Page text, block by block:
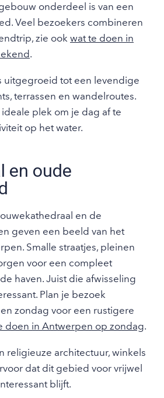
onderdeel is van een
Veel bezoekers combineren
zie ookwat te doen in
.
uitgegroeid tot een levendige
terrassen en wandelroutes.
plek om je dag af te
op het water.
en oude
en de
geven een beeld van het
Smalle straatjes, pleinen
voor een compleet
haven. Juist die afwisseling
Plan je bezoek
zondag voor een rustigere
doen in Antwerpen op zondag.
religieuze architectuur, winkels
dat dit gebied voor vrijwel
blijft.